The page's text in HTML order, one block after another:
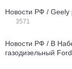
Новости РФ / Geely
3571
Новости РФ / В
газодизельный